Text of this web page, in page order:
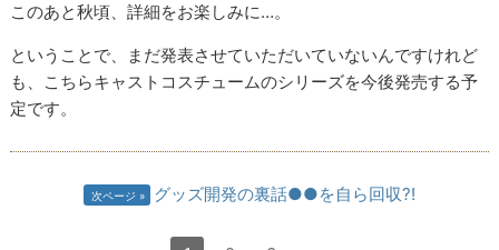
このあと秋頃、詳細をお楽しみに…。
ということで、まだ発表させていただいていないんですけれど
も、こちらキャストコスチュームのシリーズを今後発売する予
定です。
次ページ グッズ開発の裏話●●を自ら回収?!